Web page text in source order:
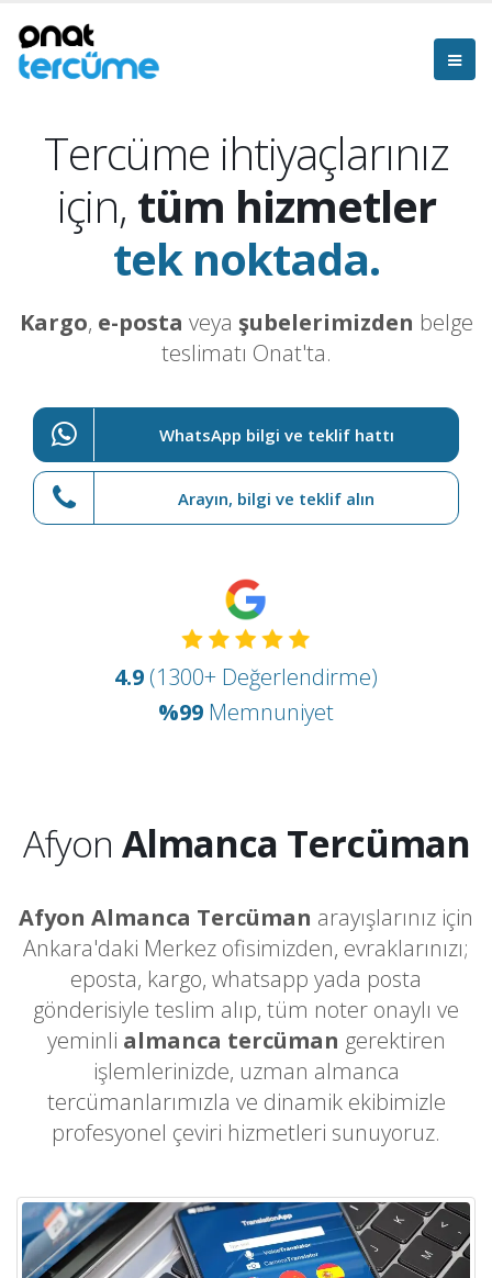
Tercüme ihtiyaçlarınız
için, tüm hizmetler
tek noktada.
Kargo, e-posta veya şubelerimizden belge
teslimatı Onat'ta.
WhatsApp bilgi ve teklif hattı
Arayın, bilgi ve teklif alın
4.9 (1300+ Değerlendirme)
%99 Memnuniyet
Afyon Almanca Tercüman
Afyon Almanca Tercüman arayışlarınız için
Ankara'daki Merkez ofisimizden, evraklarınızı;
eposta, kargo, whatsapp yada posta
gönderisiyle teslim alıp, tüm noter onaylı ve
yeminli almanca tercüman gerektiren
işlemlerinizde, uzman almanca
tercümanlarımızla ve dinamik ekibimizle
profesyonel çeviri hizmetleri sunuyoruz.